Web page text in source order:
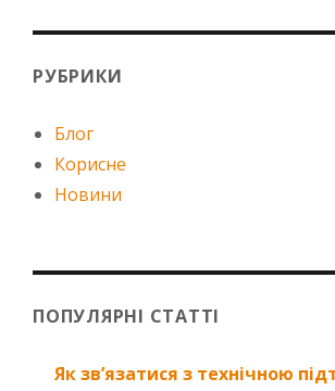
РУБРИКИ
Блог
Корисне
Новини
ПОПУЛЯРНІ СТАТТІ
Як зв’язатися з технічною